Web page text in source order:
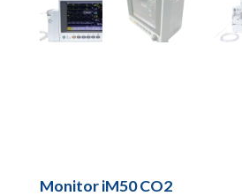
Monitor iM50 CO2